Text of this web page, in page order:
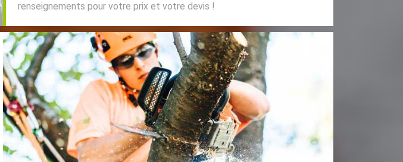
renseignements pour votre prix et votre devis !